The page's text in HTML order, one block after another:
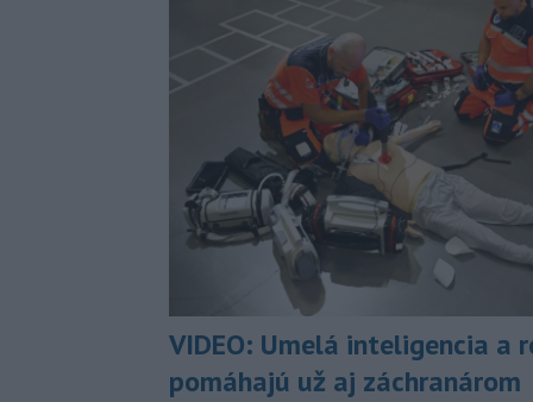
VIDEO: Umelá inteligencia a
pomáhajú už aj záchranárom